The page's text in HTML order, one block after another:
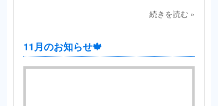
続きを読む »
11月のお知らせ🍁